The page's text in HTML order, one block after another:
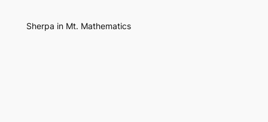
Sherpa in Mt. Mathematics